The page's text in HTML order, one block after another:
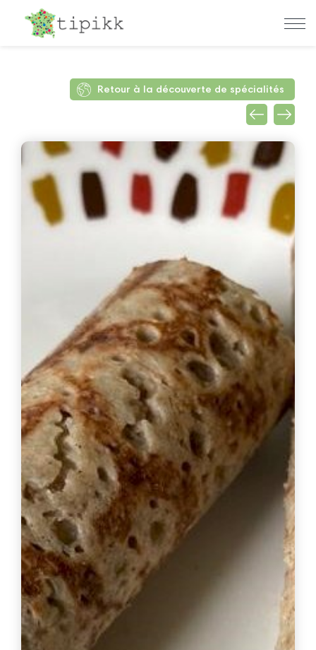
Retour à la découverte de spécialités